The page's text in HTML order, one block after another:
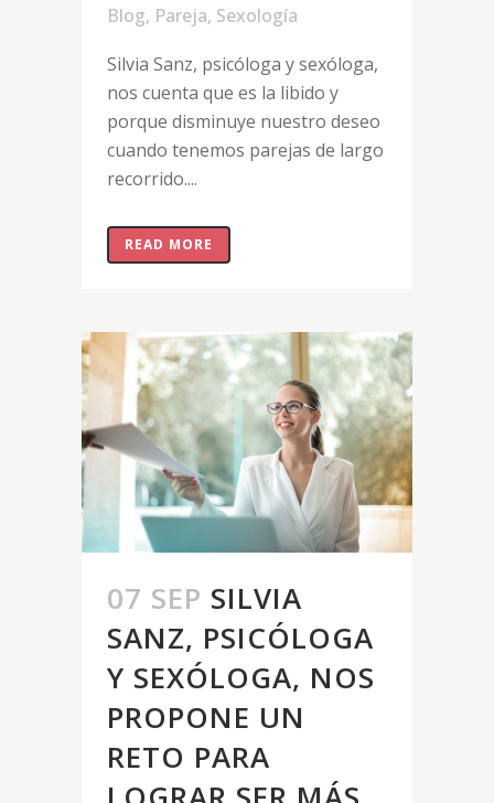
Blog, Pareja, Sexología
Silvia Sanz, psicóloga y sexóloga,
nos cuenta que es la libido y
porque disminuye nuestro deseo
cuando tenemos parejas de largo
recorrido....
READ MORE
07 SEP SILVIA
SANZ, PSICÓLOGA
Y SEXÓLOGA, NOS
PROPONE UN
RETO PARA